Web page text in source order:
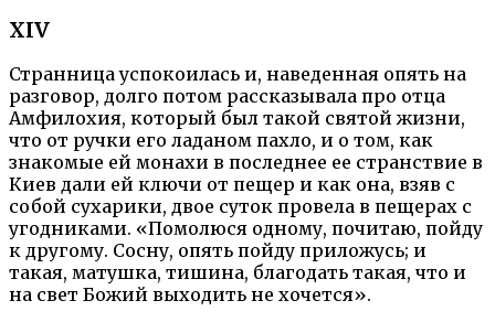
XIV
Странница успокоилась и, наведенная опять на
разговор, долго потом рассказывала про отца
Амфилохия, который был такой святой жизни,
что от ручки его ладаном пахло, и о том, как
знакомые ей монахи в последнее ее странствие в
Киев дали ей ключи от пещер и как она, взяв с
собой сухарики, двое суток провела в пещерах с
угодниками. «Помолюся одному, почитаю, пойду
к другому. Сосну, опять пойду приложусь; и
такая, матушка, тишина, благодать такая, что и
на свет Божий выходить не хочется».